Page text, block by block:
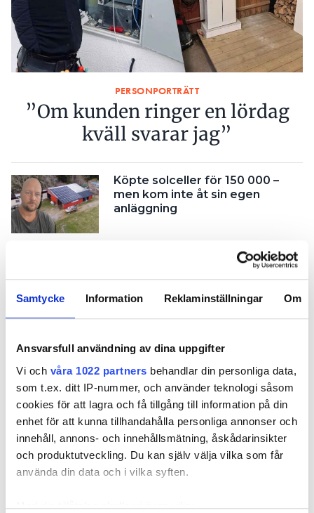
Samtycke Information Reklaminställningar Om
Ansvarsfull användning av dina uppgifter
Vi och våra 1022 partners behandlar din personliga data,
som t.ex. ditt IP-nummer, och använder teknologi såsom
cookies för att lagra och få tillgång till information på din
enhet för att kunna tillhandahålla personliga annonser och
innehåll, annons- och innehållsmätning, åskådarinsikter
och produktutveckling. Du kan själv välja vilka som får
använda din data och i vilka syften.
Med din tillåtelse skulle vi även vilja:
PERSONPORTRÄTT
”Om kunden ringer en lördag
kväll svarar jag”
Köpte solceller för 150 000 –
men kom inte åt sin egen
anläggning
TVIST
Eljobb för jacuzzin ledde till